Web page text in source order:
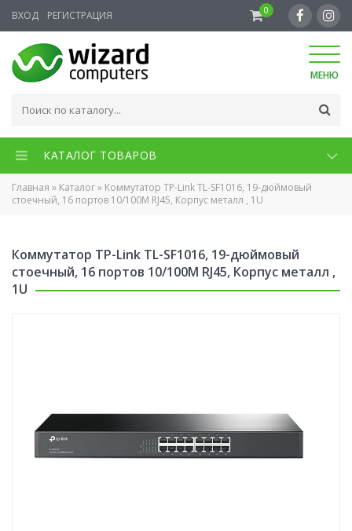
ВХОД РЕГИСТРАЦИЯ 0
МЕНЮ
КАТАЛОГ ТОВАРОВ
Главная » Каталог» Коммутатор TP-Link TL-SF1016, 19-дюймовый
стоечный, 16 портов 10/100M RJ45, Корпус металл , 1U
Коммутатор TP-Link TL-SF1016, 19-дюймовый
стоечный, 16 портов 10/100M RJ45, Корпус металл ,
1U